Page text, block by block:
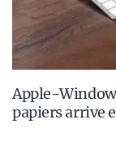
Apple-
papiers arrive